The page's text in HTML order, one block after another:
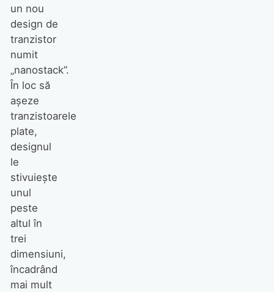
un nou
design de
tranzistor
numit
„nanostack”.
În loc să
așeze
tranzistoarele
plate,
designul
le
stivuiește
unul
peste
altul în
trei
dimensiuni,
încadrând
mai mult